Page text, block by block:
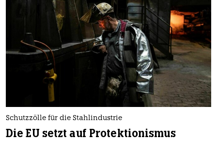
Schutzzölle für die Stahlindustrie
Die EU setzt auf Protektionismus